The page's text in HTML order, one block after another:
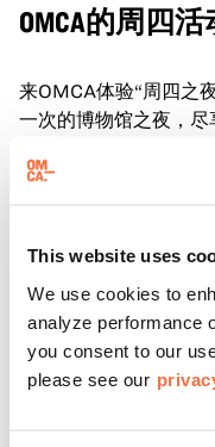
This website uses
We use cookies to
analyze performance
you consent to our
please see our
OMCA的周四活
来OMCA体验“周四之
一次的博物馆之夜，
Fare Cafe与朋友畅聊